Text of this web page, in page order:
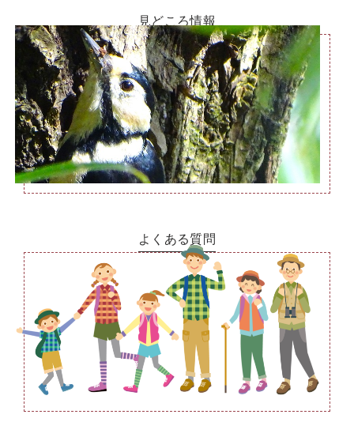
見どころ情報
よくある質問